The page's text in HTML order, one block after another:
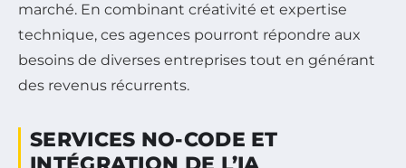
marché. En combinant créativité et expertise
technique, ces agences pourront répondre aux
besoins de diverses entreprises tout en générant
des revenus récurrents.
SERVICES NO-CODE ET